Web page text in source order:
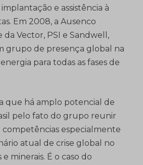
e assistência à
Em 2008, a Ausenco
Vector, PSI e Sandwell,
grupo de presença global na
para todas as fases de
que há amplo potencial de
pelo fato do grupo reunir
especialmente
atual de crise global no
minerais. É o caso do